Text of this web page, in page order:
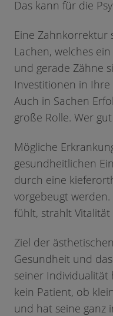
Das kann für die
Eine Zahnkorrektur
Lachen, welches
und gerade Zähne
Investitionen in
Auch in Sachen
große Rolle. Wer
Mögliche
gesundheitlichen
durch eine
vorgebeugt
fühlt, strahlt
Ziel der
Gesundheit und
seiner Individualität
kein Patient, ob
und hat seine ganz